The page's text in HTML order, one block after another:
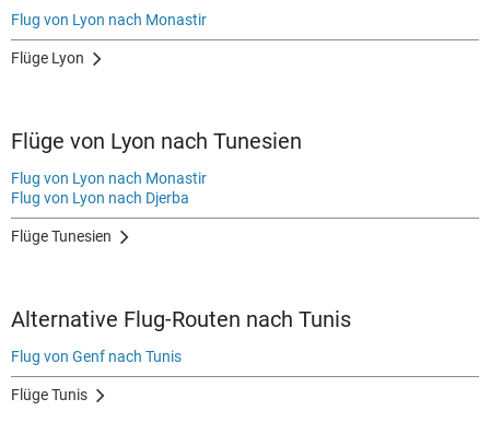
Flug von Lyon nach Monastir
Flüge Lyon
Flüge von Lyon nach Tunesien
Flug von Lyon nach Monastir
Flug von Lyon nach Djerba
Flüge Tunesien
Alternative Flug-Routen nach Tunis
Flug von Genf nach Tunis
Flüge Tunis